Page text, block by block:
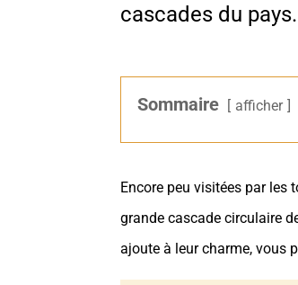
cascades du pays.
Sommaire afficher
Encore peu visitées par les
grande cascade circulaire
ajoute à leur charme, vous